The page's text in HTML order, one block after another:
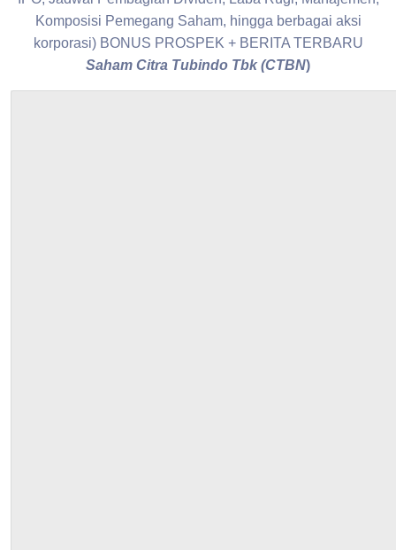
Komposisi Pemegang Saham, hingga berbagai aksi
korporasi) BONUS PROSPEK + BERITA TERBARU
Saham Citra Tubindo Tbk (CTBN)